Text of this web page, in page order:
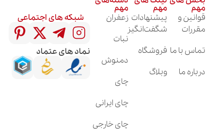
مهم
پیشنهادات
شگفت‌انگیز
فروشگاه
وبلاگ
مهم
زعفران
شبکه های اجتماعی
نماد های عتماد